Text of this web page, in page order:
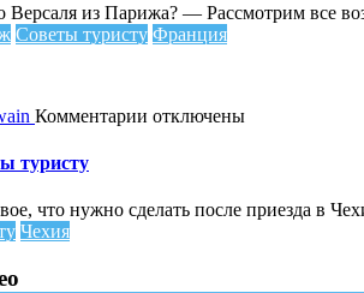
Версаля
из
Версаля из Парижа? — Рассмотрим все
Советы туристу Франция
Комментарии котключены
туристу
что нужно сделать после приезда в
Чехия